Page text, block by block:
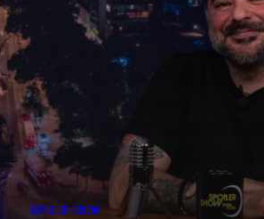
SPOILER SHOW